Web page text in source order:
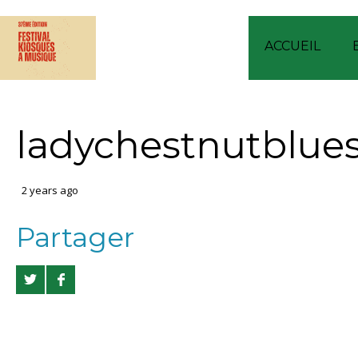
ACCUEIL
2 years ago
Partager